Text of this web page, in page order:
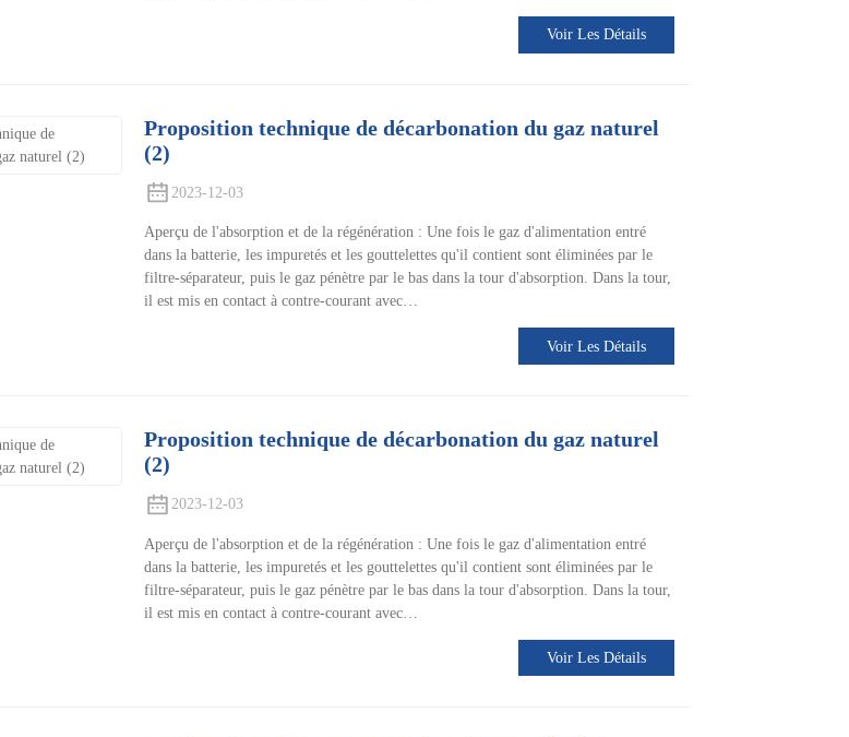
Voir Les Détails
Proposition technique de décarbonation du gaz naturel
(2)
2023-12-03
Aperçu de l'absorption et de la régénération : Une fois le gaz d'alimentation entré
dans la batterie, les impuretés et les gouttelettes qu'il contient sont éliminées par le
filtre-séparateur, puis le gaz pénètre par le bas dans la tour d'absorption. Dans la tour,
il est mis en contact à contre-courant avec…
Voir Les Détails
Proposition technique de décarbonation du gaz naturel
(2)
2023-12-03
Aperçu de l'absorption et de la régénération : Une fois le gaz d'alimentation entré
dans la batterie, les impuretés et les gouttelettes qu'il contient sont éliminées par le
filtre-séparateur, puis le gaz pénètre par le bas dans la tour d'absorption. Dans la tour,
il est mis en contact à contre-courant avec…
Voir Les Détails